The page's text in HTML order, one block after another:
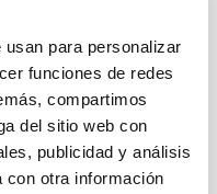
para personalizar
funciones de redes
compartimos
del sitio web con
publicidad y análisis
con otra información
con discapacidad:
generals a partir